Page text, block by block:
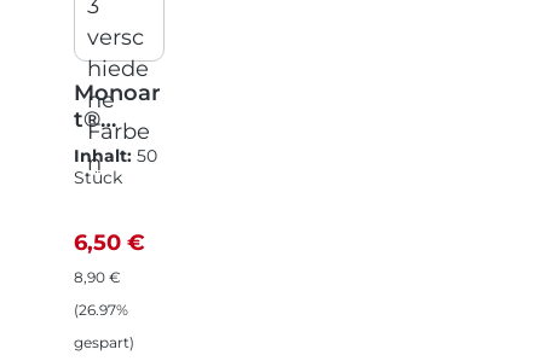
Monoar
t®
Mundsc
hutz
Gummi
zug
Inhalt: 50
Stück
Verkaufspreis:
6,50 €
8,90 €
(26.97%
gespart)